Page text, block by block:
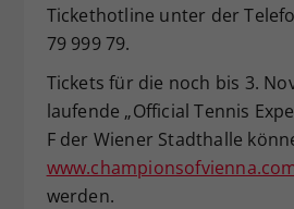
Tickethotline unter der
79 999 79.
Tickets für die noch bis 3.
laufende „Official Tennis
F der Wiener Stadthalle
werden.